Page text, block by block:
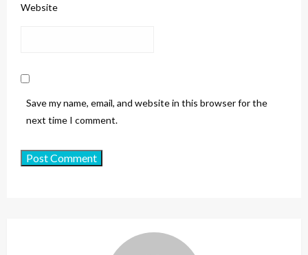
Website
Save my name, email, and website in this browser for the
next time I comment.